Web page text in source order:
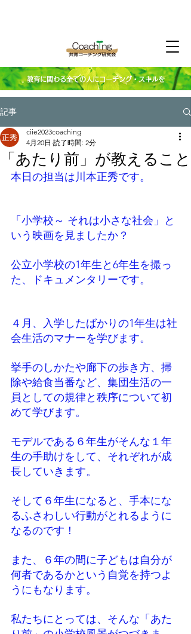
教育に関わる全ての人にコーチング・スキルを
記事
「あたり前」が教えること
ciie2023coaching
4月20日 読了時間: 2分
本日の担当は川本正秀です。
「小学校～ それは小さな社会」と
いう映画を見ましたか？
公立小学校の1年生と6年生を撮っ
た、ドキュメンタリーです。
４月、入学したばかりの1年生は社
会生活のマナーを学びます。
挙手のしかたや廊下の歩き方、掃
除や給食当番など、集団生活の一
員としての規律と秩序について初
めて学びます。
モデルである６年生がそんな１年
生の手助けをして、それぞれが成
長していきます。
そして６年生になると、手本にな
るふさわしい行動がとれるように
なるのです！
また、６年の間に子どもは自分が
何者であるかという自覚を持つよ
うにもなります。
私たちにとっては、そんな「あた